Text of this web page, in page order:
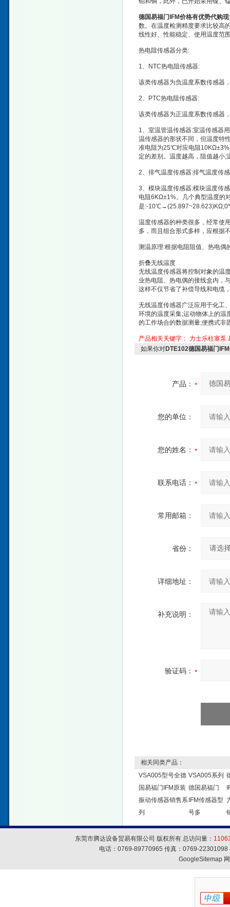
德国易福门IFM价格有优势代购
数。在温度检测精度要求比较高
线性好、性能稳定、使用温度范
热电阻传感器分类:
1、NTC热电阻传感器:
该类传感器为负温度系数传感器
2、PTC热电阻传感器:
该类传感器为正温度系数传感器
1、室温管温传感器:室温传感器
温传感器的形状不同，但温度特
准电阻为25℃对应电阻
定的差别。温度越高，阻值越小
2、排气温度传感器:排气温度传
3、模块温度传感器:模块温度传
电阻6KΩ±1%。几个典型温度的
是:-
温度传感器的种类很多，经常使
多，而且组合形式多样，应根据
测温原理:根据电阻阻值、热电偶
折叠无线温度
无线温度传感器将控制对象的温
业热电阻、热电偶的接线盒内，
这样不仅节省了补偿导线和电缆
无线温度传感器广泛应用于化工
环境的温度采集;运动物体上的温
的工作场合的数据测量;便携式非
产品相关关键字： 力士乐柱塞泵
如果你对DTE102德国易福门
产品：
您的单位：
您的姓名：
联系电话：
常用邮箱：
省份：
详细地址：
补充说明：
验证码：
相关同类产品：
VSA005型号全德
国易福门IFM原装
振动传感器销售系
列
VSA005系列
德国易福门
IFM传感器型
号多
东莞市腾达设备贸易有限公司 版权所有 总访问量：
电话：0769-89770965 传真：0769-
GoogleSitemap网